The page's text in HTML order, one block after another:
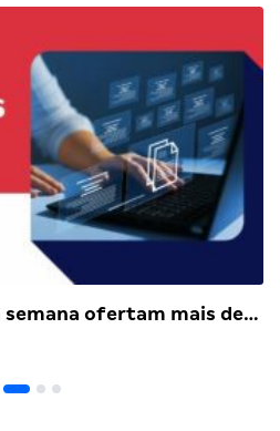
semana ofertam mais de…